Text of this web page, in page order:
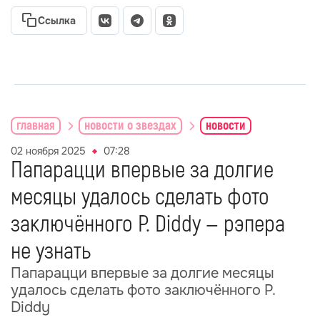
Ссылка
главная новости о звездах новости
02 ноября 2025 07:28
Папарацци впервые за долгие
месяцы удалось сделать фото
заключённого P. Diddy — рэпера
не узнать
Папарацци впервые за долгие месяцы
удалось сделать фото заключённого P.
Diddy